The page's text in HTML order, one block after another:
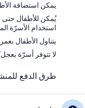
يمكن استضافة
استخدام الأسرّة
يتناول الأطفال بعمر 12 فأقل وجبة إفطار مجانية
لا تتوفر أسرّة
طرق الدفع